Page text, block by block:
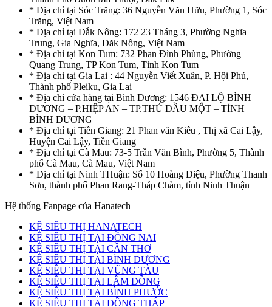
* Địa chỉ tại Sóc Trăng: 36 Nguyễn Văn Hữu, Phường 1, Sóc
Trăng, Việt Nam
* Địa chỉ tại Đắk Nông: 172 23 Tháng 3, Phường Nghĩa
Trung, Gia Nghĩa, Đăk Nông, Việt Nam
* Địa chỉ tại Kon Tum: 732 Phan Đình Phùng, Phường
Quang Trung, TP Kon Tum, Tỉnh Kon Tum
* Địa chỉ tại Gia Lai : 44 Nguyễn Viết Xuân, P. Hội Phú,
Thành phố Pleiku, Gia Lai
* Địa chỉ cửa hàng tại Bình Dương: 1546 ĐẠI LỘ BÌNH
DƯƠNG – P.HIỆP AN – TP.THỦ DẦU MỘT – TỈNH
BÌNH DƯƠNG
* Địa chỉ tại Tiền Giang: 21 Phan văn Kiêu , Thị xã Cai Lậy,
Huyện Cai Lậy, Tiền Giang
* Địa chỉ tại Cà Mau: 73-5 Trần Văn Bình, Phường 5, Thành
phố Cà Mau, Cà Mau, Việt Nam
* Địa chỉ tại Ninh THuận: Số 10 Hoàng Diệu, Phường Thanh
Sơn, thành phố Phan Rang-Tháp Chàm, tỉnh Ninh Thuận
Hệ thống Fanpage của Hanatech
KỆ SIÊU THỊ HANATECH
KỆ SIÊU THỊ TẠI ĐỒNG NAI
KỆ SIÊU THỊ TẠI CẦN THƠ
KỆ SIÊU THỊ TẠI BÌNH DƯƠNG
KỆ SIÊU THỊ TẠI VŨNG TÀU
KỆ SIÊU THỊ TẠI LÂM ĐỒNG
KỆ SIÊU THỊ TẠI BÌNH PHƯỚC
KỆ SIÊU THỊ TẠI ĐỒNG THÁP